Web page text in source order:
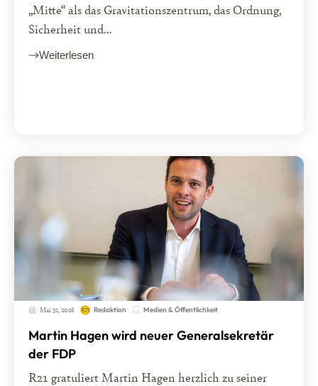
„Mitte“ als das Gravitationszentrum, das Ordnung,
Sicherheit und...
Weiterlesen
Mai 31, 2026 Redaktion Medien & Öffentlichkeit
Martin Hagen wird neuer Generalsekretär
der FDP
R21 gratuliert Martin Hagen herzlich zu seiner